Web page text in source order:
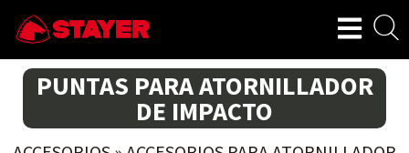
PUNTAS PARA ATORNILLADOR
DE IMPACTO